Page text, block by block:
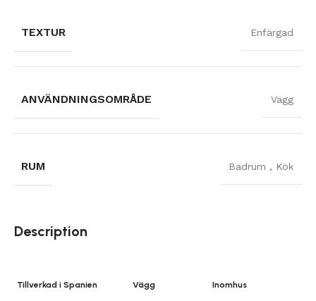
TEXTUR Enfärgad
ANVÄNDNINGSOMRÅDE Vägg
RUM Badrum , Kök
Description
Tillverkad i Spanien Vägg Inomhus